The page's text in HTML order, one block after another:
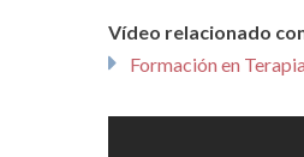
Vídeo relacionado
Formación en